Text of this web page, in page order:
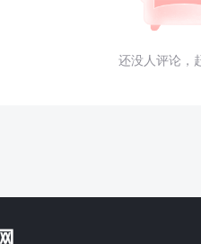
还没人评论，